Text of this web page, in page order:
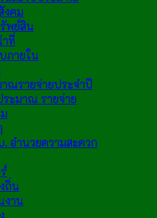
งคม
พย์สิน
ที่
ภายใน
ณรายจ่ายประจำปี
ะมาณ รายจ่าย
อำนวยความสะดวก
ถิ่น
งาน